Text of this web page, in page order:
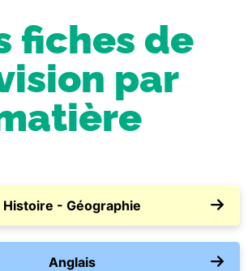
fiches de
par
Histoire - Géographie
Anglais